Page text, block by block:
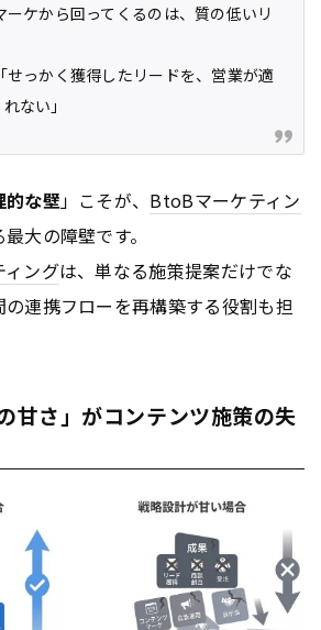
ーケから回ってくるのは、質の低いリ
「せっかく獲得したリードを、営業が適
ない」
的な壁」こそが、 BtoBマーケティン
大の障壁です。
ィングは、単なる施策提案だけでな
の連携フローを再構築する役割も担
甘さ」がコンテンツ施策の失